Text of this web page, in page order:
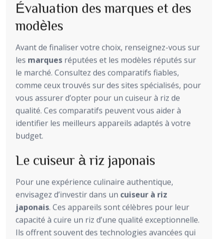
Évaluation des marques et des
modèles
Avant de finaliser votre choix, renseignez-vous sur
les marques réputées et les modèles réputés sur
le marché. Consultez des comparatifs fiables,
comme ceux trouvés sur des sites spécialisés, pour
vous assurer d’opter pour un cuiseur à riz de
qualité. Ces comparatifs peuvent vous aider à
identifier les meilleurs appareils adaptés à votre
budget.
Le cuiseur à riz japonais
Pour une expérience culinaire authentique,
envisagez d’investir dans un cuiseur à riz
japonais. Ces appareils sont célèbres pour leur
capacité à cuire un riz d’une qualité exceptionnelle.
Ils offrent souvent des technologies avancées qui